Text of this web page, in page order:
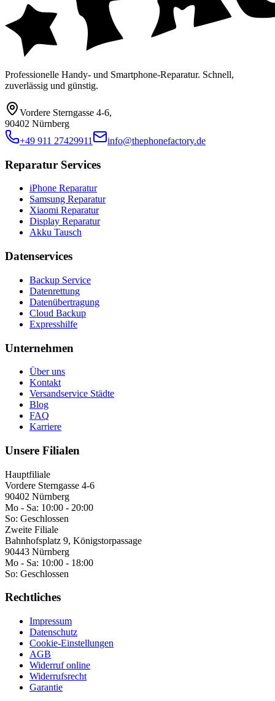
Professionelle Handy- und Smartphone-Reparatur. Schnell,
zuverlässig und günstig.
Vordere Sterngasse 4-6,
90402 Nürnberg
+49 911 27429911
info@thephonefactory.de
Reparatur Services
iPhone Reparatur
Samsung Reparatur
Xiaomi Reparatur
Display Reparatur
Akku Tausch
Datenservices
Backup Service
Datenrettung
Datenübertragung
Cloud Backup
Expresshilfe
Unternehmen
Über uns
Kontakt
Versandservice Städte
Blog
FAQ
Karriere
Unsere Filialen
Hauptfiliale
Vordere Sterngasse 4-6
90402 Nürnberg
Mo - Sa: 10:00 - 20:00
So: Geschlossen
Zweite Filiale
Bahnhofsplatz 9, Königstorpassage
90443 Nürnberg
Mo - Sa: 10:00 - 18:00
So: Geschlossen
Rechtliches
Impressum
Datenschutz
Cookie-Einstellungen
AGB
Widerruf online
Widerrufsrecht
Garantie